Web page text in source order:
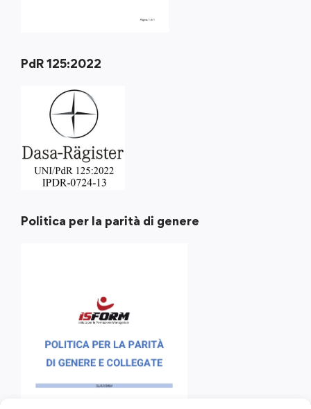
PdR 125:2022
Politica per la parità di genere